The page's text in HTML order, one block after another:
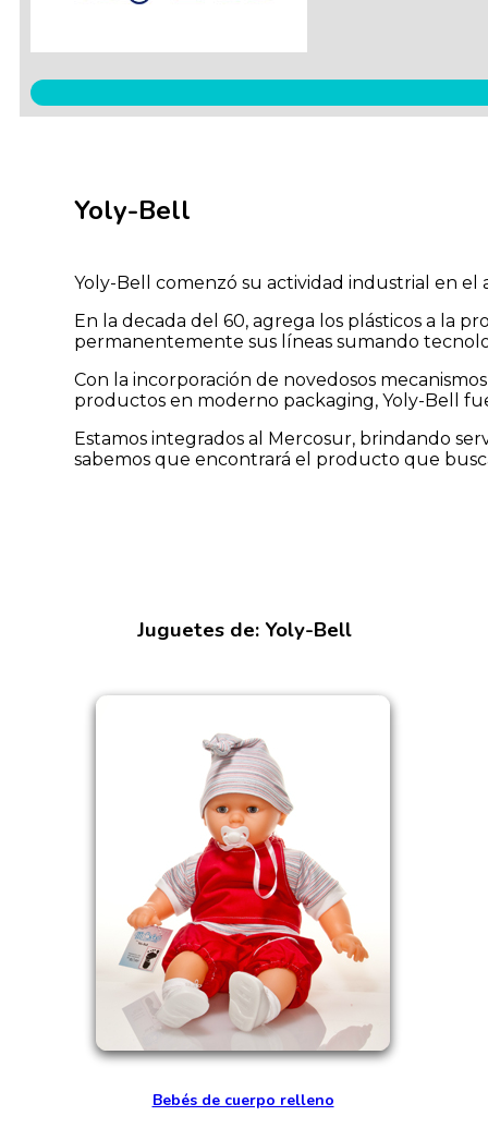
Yoly-Bell
Yoly-Bell comenzó su actividad industrial en el
En la decada del 60, agrega los plásticos a la
permanentemente sus líneas sumando
Con la incorporación de novedosos
productos en moderno packaging, Yoly-Bell
Estamos integrados al Mercosur, brindando
sabemos que encontrará el producto que
Juguetes de: Yoly-Bell
Bebés de cuerpo relleno